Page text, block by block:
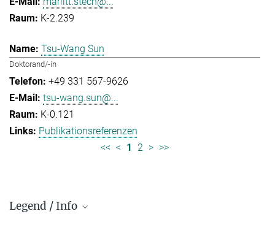
K-2.239
Tsu-Wang Sun
Doktorand/-in
+49 331 567-9626
tsu-wang.sun@...
K-0.121
Publikationsreferenzen
<< < 1 2 > >>
Legend / Info